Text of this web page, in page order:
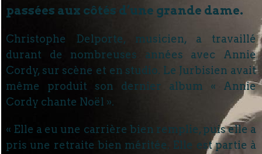
passées aux côtés d’une grande dame.
Christophe Delporte, musicien, a travaillé
durant de nombreuses années avec Annie
Cordy, sur scène et en studio. Le Jurbisien avait
même produit son dernier album « Annie
Cordy chante Noël ».
« Elle a eu une carrière bien remplie, puis elle a
pris une retraite bien méritée. Elle est partie à